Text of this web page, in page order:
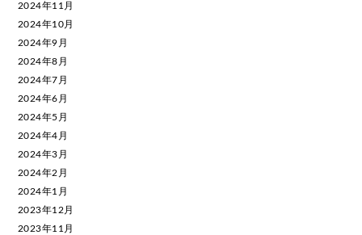
2024年11月
2024年10月
2024年9月
2024年8月
2024年7月
2024年6月
2024年5月
2024年4月
2024年3月
2024年2月
2024年1月
2023年12月
2023年11月